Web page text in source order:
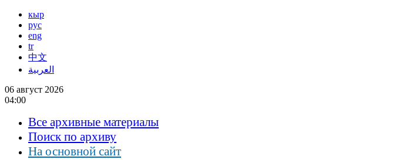
кыр
рус
eng
tr
中文
العربية
06 август 2026
04:00
Все архивные материалы
Поиск по архиву
На основной сайт